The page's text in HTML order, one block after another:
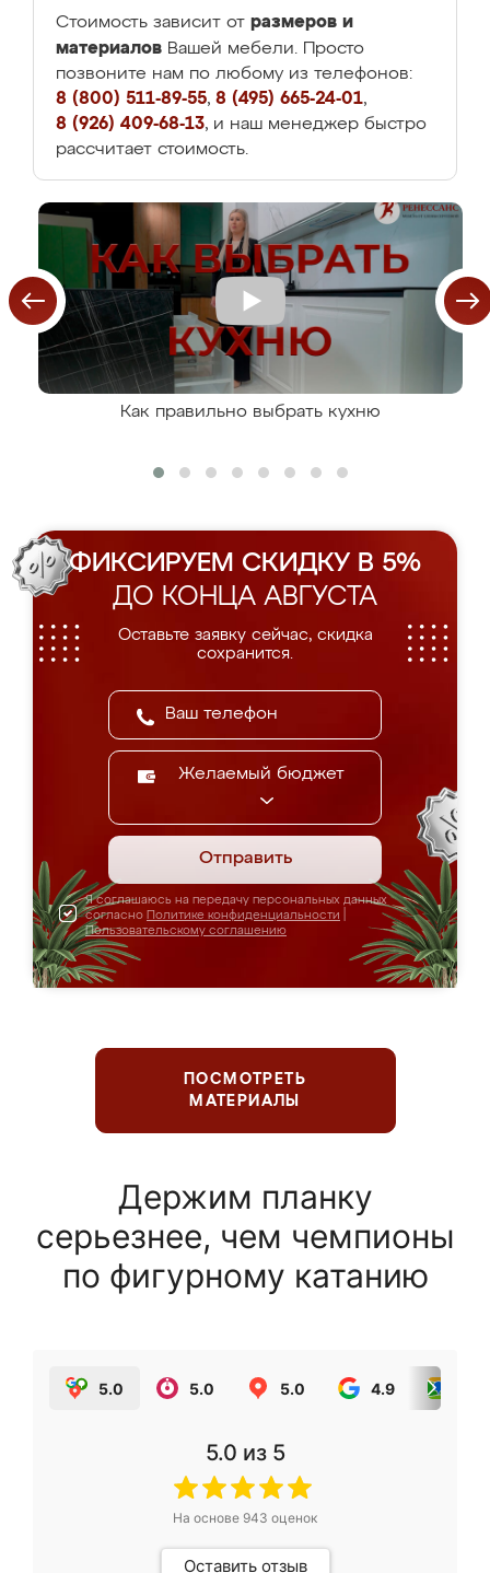
Стоимость зависит от размеров и
материалов Вашей мебели. Просто
позвоните нам по любому из телефонов:
8 (800) 511-89-55, 8 (495) 665-24-01,
8 (926) 409-68-13, и наш менеджер быстро
рассчитает стоимость.
Как правильно выбрать кухню
ФИКСИРУЕМ СКИДКУ В 5%
ДО КОНЦА АВГУСТА
Оставьте заявку сейчас, скидка
сохранится.
Желаемый бюджет
Отправить
Я соглашаюсь на передачу персональных данных
согласно Политике конфиденциальности
Пользовательскому соглашению
ПОСМОТРЕТЬ
МАТЕРИАЛЫ
Держим планку
серьезнее, чем чемпионы
по фигурному катанию
5.0 5.0 5.0 4.9
5.0 из 5
На основе 943 оценок
Оставить отзыв